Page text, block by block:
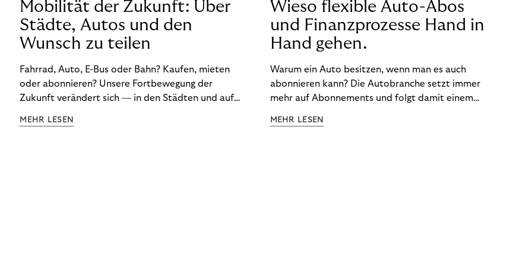
Mobilität der Zukunft: Über
Städte, Autos und den
Wunsch zu teilen
Fahrrad, Auto, E-Bus oder Bahn? Kaufen, mieten
oder abonnieren? Unsere Fortbewegung der
Zukunft verändert sich — in den Städten und auf
Mobilitätsexperte Don Dahlmann in unserem
MEHR LESEN
Wieso flexible Auto-Abos
und Finanzprozesse Hand in
Hand gehen.
Warum ein Auto besitzen, wenn man es auch
abonnieren kann? Die Autobranche setzt immer
mehr auf Abonnements und folgt damit einem
MEHR LESEN